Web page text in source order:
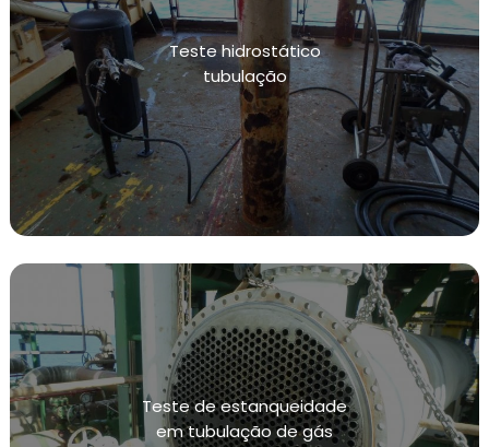
MANUTENÇÃO DE TUBULAÇÕES INDUSTRIAIS
MANUTENÇÃO E CALIBRAÇÃO DE INSTRUMENTOS
DE MEDIÇÃO DE PRESSÃO
MANUTENÇÃO E CALIBRAÇÃO DE INSTRUMENTOS
DE MEDIÇÃO DE TEMPERATURA
MANUTENÇÃO PREVENTIVA EM INSTALAÇÕES
CONFORME NR13
SISTEMAS DE CONTENÇÃO DE VAZAMENTOS
TESTE HIDROSTÁTICO
INSPEÇÃO NR13
NR13 VASOS DE PRESSÃO
INSPEÇÃO VASOS DE PRESSÃO NR13
Teste hidrostático
tubulação
Teste de estanqueidade
em tubulação de gás